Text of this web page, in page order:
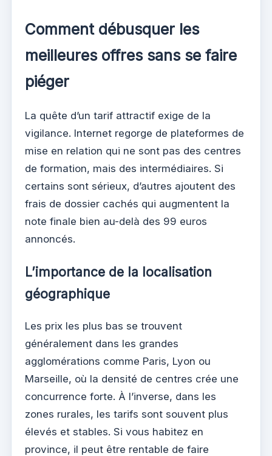
Comment débusquer les
meilleures offres sans se faire
piéger
La quête d’un tarif attractif exige de la
vigilance. Internet regorge de plateformes de
mise en relation qui ne sont pas des centres
de formation, mais des intermédiaires. Si
certains sont sérieux, d’autres ajoutent des
frais de dossier cachés qui augmentent la
note finale bien au-delà des 99 euros
annoncés.
L’importance de la localisation
géographique
Les prix les plus bas se trouvent
généralement dans les grandes
agglomérations comme Paris, Lyon ou
Marseille, où la densité de centres crée une
concurrence forte. À l’inverse, dans les
zones rurales, les tarifs sont souvent plus
élevés et stables. Si vous habitez en
province, il peut être rentable de faire